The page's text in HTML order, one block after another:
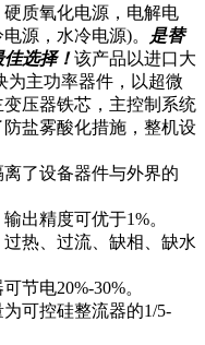
质氧化电源，电解电
源，水冷电源)。
是替
选择！该产品以进口大
为主功率器件，以超微
压器铁芯，主控制系统
盐雾酸化措施，整机设
设备器件与外界的
精度可优于1%。
、过流、缺相、缺水
电20%-30%。
控硅整流器的1/5-